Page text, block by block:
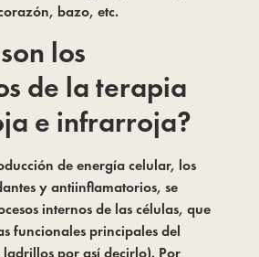
bazo, etc.
los
de la terapia
e infrarroja?
de energía celular, los
y antiinflamatorios, se
internos de las células, que
funcionales principales del